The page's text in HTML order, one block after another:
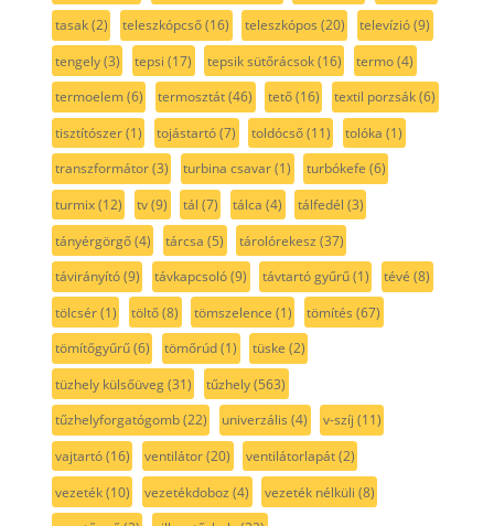
tasak(2) teleszkópcső(16) teleszkópos (20) televízió(9)
tengely(3) tepsi (17) tepsik sütőrácsok(16) termo(4)
termoelem(6) termosztát(46) tető(16) textil porzsák(6)
tisztítószer(1) tojástartó(7) toldócső(11) tolóka (1)
transzformátor(3) turbina csavar(1) turbókefe (6)
turmix(12) tv(9) tál (7) tálca (4) tálfedél (3)
tányérgörgő(4) tárcsa (5) tárolórekesz (37)
távirányító(9) távkapcsoló(9) távtartó gyűrű(1) tévé (8)
tölcsér(1) töltő(8) tömszelence (1) tömítés (67)
tömítőgyűrű(6) tömőrúd(1) tüske (2)
tüzhely külsőüveg(31) tűzhely(563)
tűzhelyforgatógomb(22) univerzális (4) v-szíj (11)
vajtartó(16) ventilátor(20) ventilátorlapát(2)
vezeték(10) vezetékdoboz (4) vezeték nélküli (8)